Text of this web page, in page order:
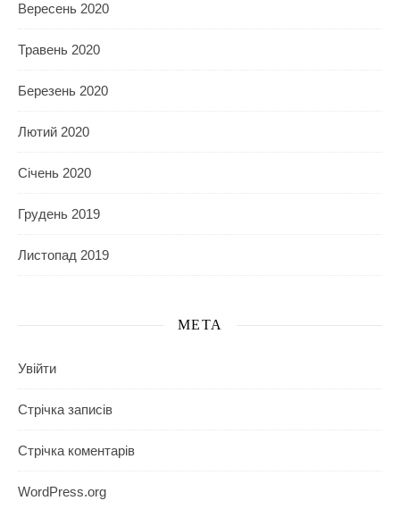
Вересень 2020
Травень 2020
Березень 2020
Лютий 2020
Січень 2020
Грудень 2019
Листопад 2019
МЕТА
Увійти
Стрічка записів
Стрічка коментарів
WordPress.org